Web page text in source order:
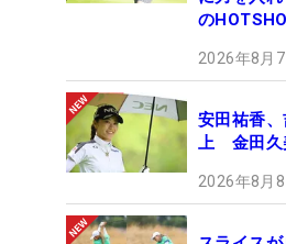
の
2026年8月
安田祐香
上 金田久
2026年8月